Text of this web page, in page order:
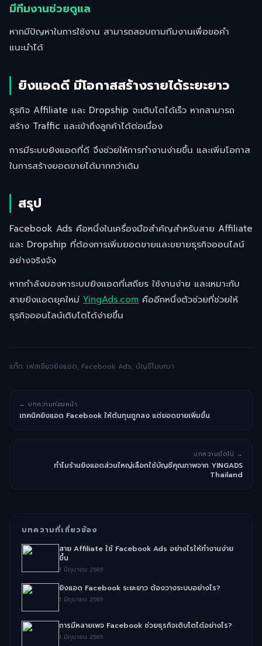
มีทีมงานช่วยดูแล
หากมีปัญหาในการใช้งาน สามารถสอบถามทีมงานเพื่อขอคำ
แนะนำได้
ยิงแอดดี มีโอกาสสร้างรายได้ระยะยาว
ธุรกิจ Affiliate และ Dropship จะเติบโตได้เร็ว หากสามารถ
สร้าง Traffic และเข้าถึงลูกค้าได้ต่อเนื่อง
การมีระบบยิงแอดที่ดี จึงช่วยให้การทำงานง่ายขึ้น และเพิ่มโอกาส
ในการสร้างยอดขายได้มากกว่าเดิม
สรุป
Facebook Ads คือหนึ่งในเครื่องมือสำคัญสำหรับสาย Affiliate
และ Dropship ที่ต้องการเพิ่มยอดขายและขยายธุรกิจออนไลน์
อย่างจริงจัง
หากกำลังมองหาระบบยิงแอดที่เสถียร ใช้งานง่าย และเหมาะกับ
สายยิงแอดยุคใหม่ YingAds.com คืออีกหนึ่งตัวช่วยที่ช่วยให้
ธุรกิจออนไลน์เติบโตได้ง่ายขึ้น
แท็ก: เฟสเขียวยิงแอด, Facebook Ads, บัญชีโฆษณา
← บทความก่อนหน้า
เทคนิคยิงแอด Facebook ให้ต้นทุนถูกลง แต่ยอดขายเพิ่มขึ้น
บทความถัดไป →
ทำไมร้านยิงแอดส่วนใหญ่เลือกใช้บัญชีคุณภาพจาก YINGADS
Thailand
บทความที่เกี่ยวข้อง
สาย Affiliate ใช้ Facebook Ads อย่างไรให้ทำงานง่าย
ขึ้น
1 มิถุนายน 2569
ยิงแอด Facebook ระยะยาว ต้องวางระบบอย่างไร?
1 มิถุนายน 2569
การมีหลายเพจ Facebook ช่วยธุรกิจเติบโตได้อย่างไร?
1 มิถุนายน 2569